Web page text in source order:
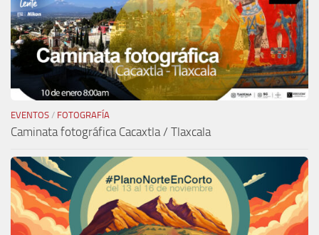
EVENTOS / FOTOGRAFÍA
Caminata fotográfica Cacaxtla / Tlaxcala